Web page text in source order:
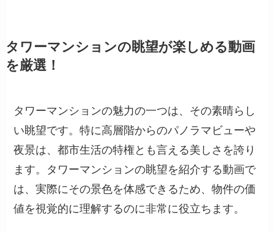
タワーマンションの眺望が楽しめる動画
を厳選！
タワーマンションの魅力の一つは、その素晴らし
い眺望です。特に高層階からのパノラマビューや
夜景は、都市生活の特権とも言える美しさを誇り
ます。タワーマンションの眺望を紹介する動画で
は、実際にその景色を体感できるため、物件の価
値を視覚的に理解するのに非常に役立ちます。